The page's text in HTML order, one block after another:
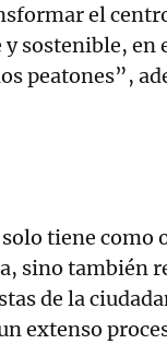
el
y sostenible, en
peatones”,
tiene como
sino también
de la
extenso